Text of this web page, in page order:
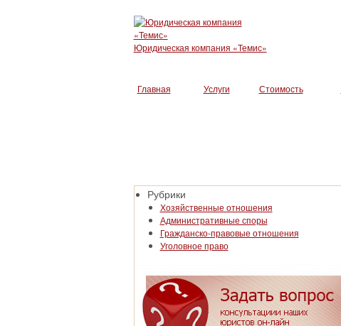
Юридическая компания «Темис»
Главная Услуги Стоимость
Рубрики
Хозяйственные отношения
Административные споры
Гражданско-правовые отношения
Уголовное право